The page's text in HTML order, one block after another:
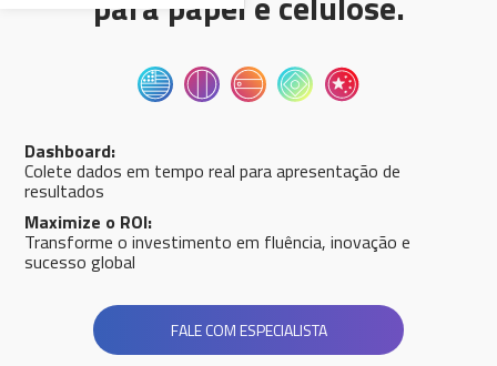
Dashboard:
Colete dados em tempo real para apresentação de
resultados
Maximize o ROI:
Transforme o investimento em fluência, inovação e
sucesso global
FALE COM ESPECIALISTA